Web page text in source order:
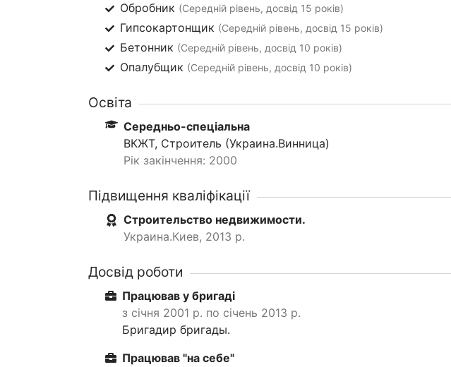
Обробник (Середній рівень, досвід 15 років)
Гипсокартонщик (Середній рівень, досвід 15 років)
Бетонник (Середній рівень, досвід 10 років)
Опалубщик (Середній рівень, досвід 10 років)
Освіта
Середньо-спеціальна
ВКЖТ, Строитель (Украина.Винница)
Рік закінчення: 2000
Підвищення кваліфікації
Строительство недвижимости.
Украина.Киев, 2013 р.
Досвід роботи
Працював у бригаді
з січня 2001 р. по січень 2013 р.
Бригадир бригады.
Працював "на себе"